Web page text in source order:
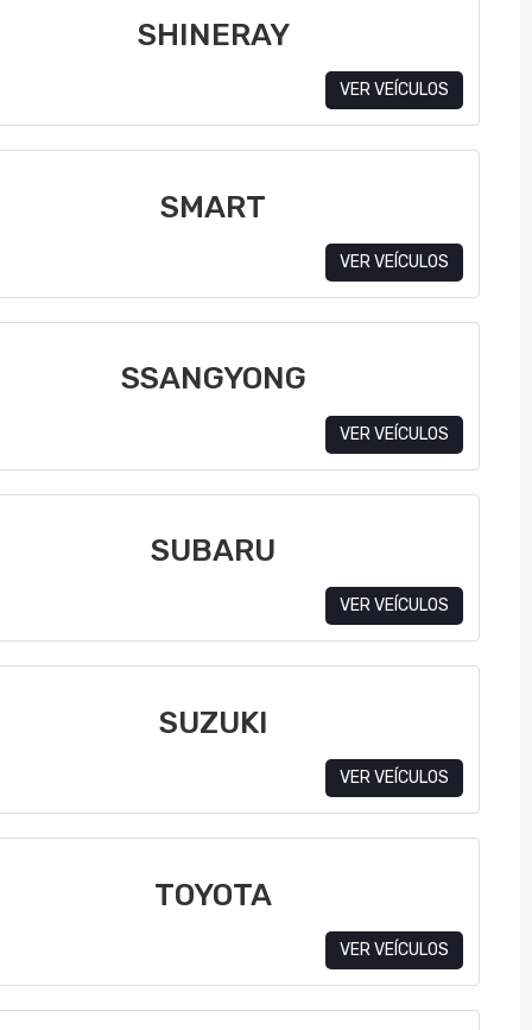
SHINERAY
VER VEÍCULOS
SMART
VER VEÍCULOS
SSANGYONG
VER VEÍCULOS
SUBARU
VER VEÍCULOS
SUZUKI
VER VEÍCULOS
TOYOTA
VER VEÍCULOS